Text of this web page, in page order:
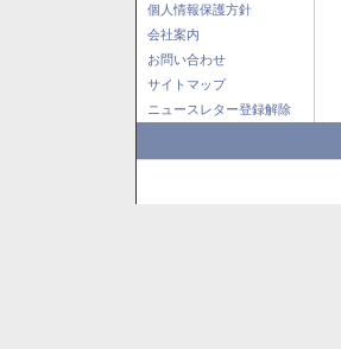
個人情報保護方針
会社案内
お問い合わせ
サイトマップ
ニュースレター登録解除